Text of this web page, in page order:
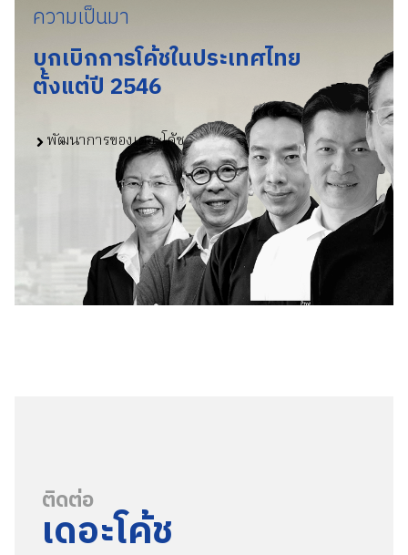
ความเป็นมา
บุกเบิกการโค้ชในประเทศไทย
ตั้งแต่ปี 2546
พัฒนาการของเดอะโค้ช
ติดต่อ
เดอะโค้ช